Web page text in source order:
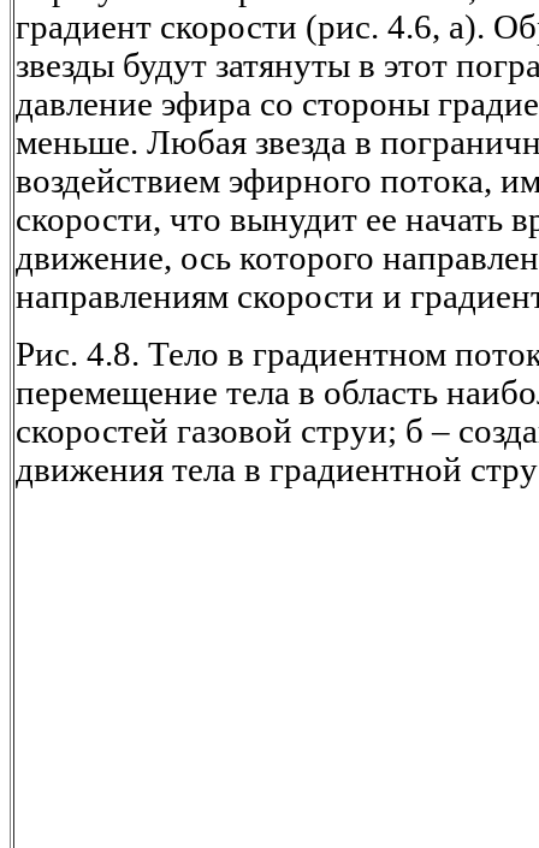
градиент скорости (рис. 4.6, а).
звезды будут затянуты в этот
давление эфира со стороны
меньше. Любая звезда в
воздействием эфирного потока,
скорости, что вынудит ее начать
движение, ось которого
направлениям скорости и
Рис. 4.8. Тело в градиентном
перемещение тела в область
скоростей газовой струи; б –
движения тела в градиентной